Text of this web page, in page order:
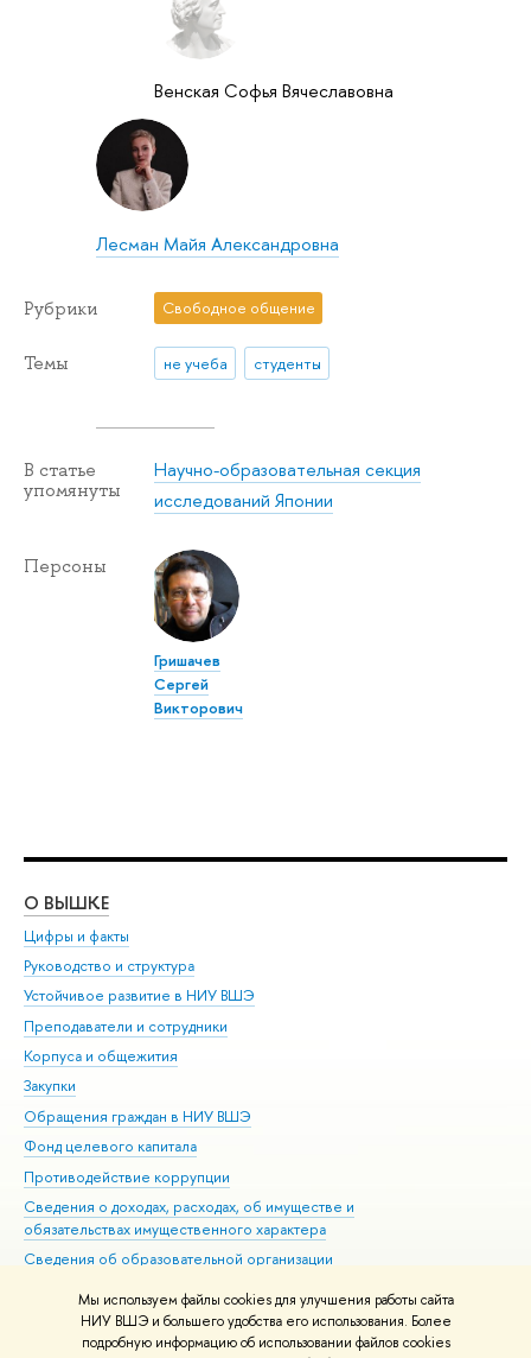
Мы используем файлы cookies для улучшения работы сайта
НИУ ВШЭ и большего удобства его использования. Более
подробную информацию об использовании файлов cookies
Венская Софья Вячеславовна
Лесман Майя Александровна
Рубрики Свободное общение
Темы не учеба студенты
В статье
упомянуты
Научно-образовательная секция
исследований Японии
Персоны
Гришачев
Сергей
Викторович
О ВЫШКЕ
Цифры и факты
Руководство и структура
Устойчивое развитие в НИУ ВШЭ
Преподаватели и сотрудники
Корпуса и общежития
Закупки
Обращения граждан в НИУ ВШЭ
Фонд целевого капитала
Противодействие коррупции
Сведения о доходах, расходах, об имуществе и
обязательствах имущественного характера
Сведения об образовательной организации
Людям с ограниченными возможностями здоровья
Единая платежная страница
Работа в Вышке